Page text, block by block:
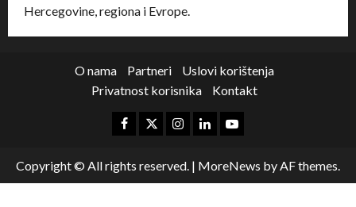
Hercegovine, regiona i Evrope.
O nama Partneri
Uslovi korištenja
Privatnost korisnika
Kontakt
Copyright © All rights reserved. | MoreNews by AF themes.